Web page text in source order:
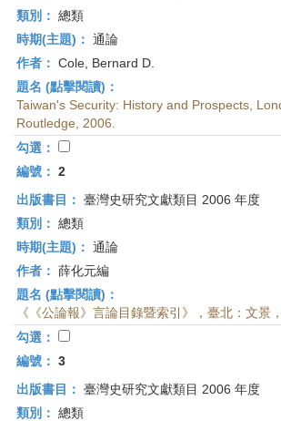
類別： 總類
時期(主題)： 通論
作者： Cole, Bernard D.
題名 (點擊閱讀)：
Taiwan's Security: History and Prospects,
Routledge, 2006.
勾選：
編號： 2
出版書目： 臺灣史研究文獻類目 2006 年度
類別： 總類
時期(主題)： 通論
作者： 薛化元編
題名 (點擊閱讀)：
《《公論報》言論目錄暨索引》，臺北：文景
勾選：
編號： 3
出版書目： 臺灣史研究文獻類目 2006 年度
類別： 總類